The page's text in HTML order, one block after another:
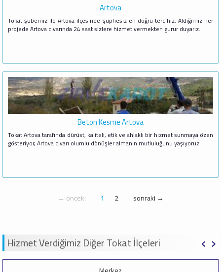
Artova
Tokat şubemiz ile Artova ilçesinde şüphesiz en doğru tercihiz. Aldığımız her
projede Artova civarında 24 saat sizlere hizmet vermekten gurur duyarız.
Beton Kesme Artova
Tokat Artova tarafında dürüst, kaliteli, etik ve ahlaklı bir hizmet sunmaya özen
gösteriyor, Artova civarı olumlu dönüşler almanın mutluluğunu yaşıyoruz
← önceki 1 2 sonraki →
Hizmet Verdiğimiz Diğer Tokat İlçeleri ‹ ›